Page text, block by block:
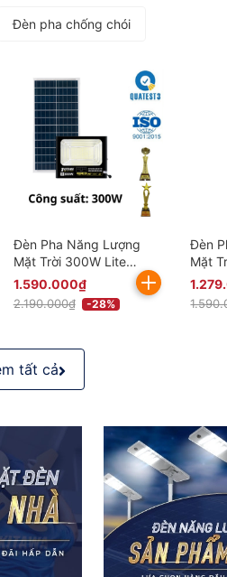
Đèn pha chống chói
Đèn Pha Năng Lượng
Mặt Trời 300W Lite
BDP26.300 KITAWA
Chống Nước IP67
1.590.000₫
2.190.000₫ -28%
Đèn
Mặt
tất cả